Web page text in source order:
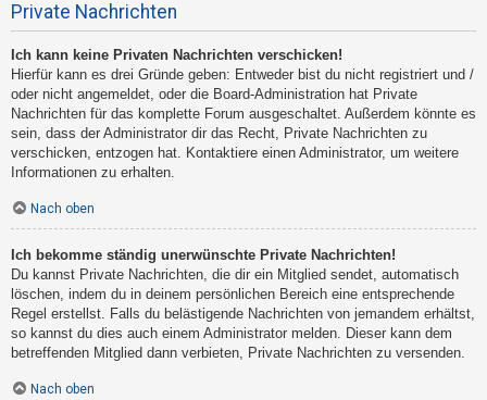
Private Nachrichten
Ich kann keine Privaten Nachrichten verschicken!
Hierfür kann es drei Gründe geben: Entweder bist du nicht registriert und /
oder nicht angemeldet, oder die Board-Administration hat Private
Nachrichten für das komplette Forum ausgeschaltet. Außerdem könnte es
sein, dass der Administrator dir das Recht, Private Nachrichten zu
verschicken, entzogen hat. Kontaktiere einen Administrator, um weitere
Informationen zu erhalten.
Nach oben
Ich bekomme ständig unerwünschte Private Nachrichten!
Du kannst Private Nachrichten, die dir ein Mitglied sendet, automatisch
löschen, indem du in deinem persönlichen Bereich eine entsprechende
Regel erstellst. Falls du belästigende Nachrichten von jemandem erhältst,
so kannst du dies auch einem Administrator melden. Dieser kann dem
betreffenden Mitglied dann verbieten, Private Nachrichten zu versenden.
Nach oben